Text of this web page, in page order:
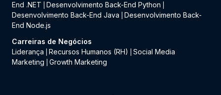
End .NET
Desenvolvimento Back-End Python
Desenvolvimento Back-End Java
Desenvolvimento Back-
End Node.js
Carreiras de Negócios
Liderança
Recursos Humanos (RH)
Social Media
Marketing
Growth Marketing